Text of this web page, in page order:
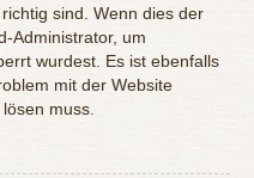
sind. Wenn dies der
Administrator, um
wurdest. Es ist ebenfalls
mit der Website
muss.